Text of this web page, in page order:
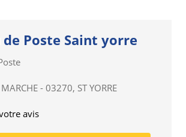
de Poste Saint yorre
- 03270, ST YORRE
avis